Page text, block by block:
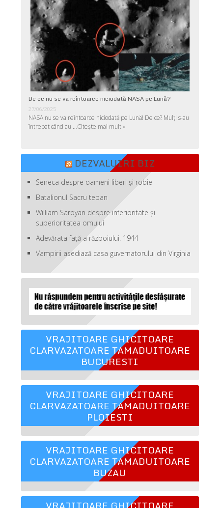
De ce nu se va reîntoarce niciodată NASA pe Lună?
27/06/2025
NASA nu se va reîntoarce niciodată pe Lună! De ce? Mulţi s-au
întrebat când au …Citește mai mult »
DEZVALUIRI BIZ
Seneca despre oameni liberi şi robie
Batalionul Sacru teban
William Saroyan despre inferioritate şi
superioritatea omului
Adevărata față a războiului. 1944
Vampirii asediază casa guvernatorului din Virginia
VRAJITOARE GHICITOARE
CLARVAZATOARE TAMADUITOARE
BUCURESTI
VRAJITOARE GHICITOARE
CLARVAZATOARE TAMADUITOARE
PLOIESTI
VRAJITOARE GHICITOARE
CLARVAZATOARE TAMADUITOARE
BUZAU